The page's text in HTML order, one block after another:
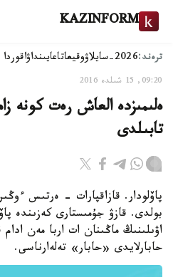
KAZINFORM
ترەند:2026-سايلاۋ وقيعاتاعايىنداۋاقوردا
09:20, 15 شىلدە 2016
ەلىمىزدە العاش رەت كونە
تابىلدى
پاۆلودار. قازاقپارات - ەرتىس
بولدى. قازۋ جۇمىستارى كەزىندە
اۋىلىنىڭ ماڭىنان ات اربا مەن
حابارلايدى «حابار» تەلەارناسى.